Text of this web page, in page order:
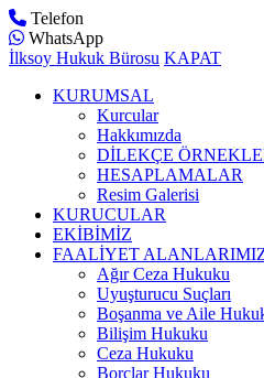
Telefon
WhatsApp
İlksoy Hukuk Bürosu KAPAT
KURUMSAL
Kurcular
Hakkımızda
DİLEKÇE
HESAPLAMALAR
Resim Galerisi
KURUCULAR
EKİBİMİZ
FAALİYET
Ağır Ceza Hukuku
Uyuşturucu Suçları
Boşanma ve Aile
Bilişim Hukuku
Ceza Hukuku
Borçlar Hukuku